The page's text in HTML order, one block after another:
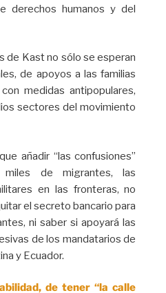
derechos humanos y del
de Kast no sólo se esperan
de apoyos a las familias
medidas antipopulares,
sectores del movimiento
añadir “las confusiones”
de migrantes, las
en las fronteras, no
el secreto bancario para
ni saber si apoyará las
de los mandatarios de
y Ecuador.
de tener “la calle